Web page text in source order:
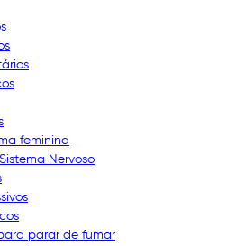
feminina
Nervoso
parar de fumar